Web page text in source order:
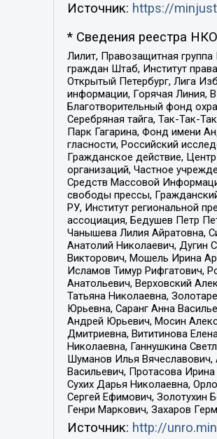
Источник: https://
* Сведения реестра
Лилит, Правозащитная
граждан Штаб, Институт
Открытый Петербург, Лига
информации, Горячая Линия,
Благотворительный фонд
Серебряная тайга, Так-Так-
Парк Гагарина, Фонд имени
гласности, Российский
Гражданское действие,
организаций, Частное
Средств Массовой
свободы прессы,
РУ, Институт региональной
ассоциация, Бедушев Петр
Чанышева Лилия Айратовна,
Анатолий Николаевич, Дугин
Викторович, Мошель Ирина
Исламов Тимур Рифгатович,
Анатольевич, Верховский
Татьяна Николаевна,
Юрьевна, Саранг Анна
Андрей Юрьевич, Мосин
Дмитриевна, Вититинова
Николаевна, Ганнушкина
Шуманов Илья
Васильевич, Протасова
Сухих Дарья Николаевна,
Сергей Ефимович, Золотухин
Генри Маркович, Захаров
Источник: http://